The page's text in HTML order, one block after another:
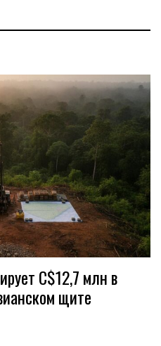
C$12,7 млн в
щите